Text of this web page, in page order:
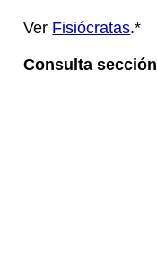
Ver Fisiócratas.*
Consulta sección